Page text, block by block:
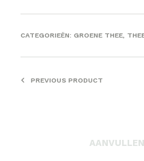
CATEGORIEËN: GROENE THEE
PREVIOUS PRODUCT